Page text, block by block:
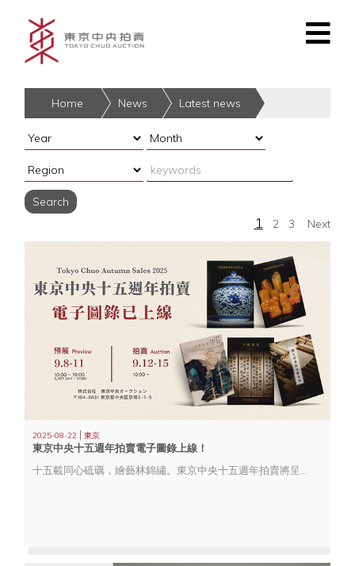
Home News
Latest news
1 2 3 Next
2025-08-22 |東京
東京中央十五週年拍賣電子圖錄上線！